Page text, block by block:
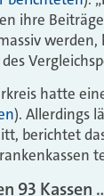
ihre
hatte
). Allerdings
berichtet
93 Kassen